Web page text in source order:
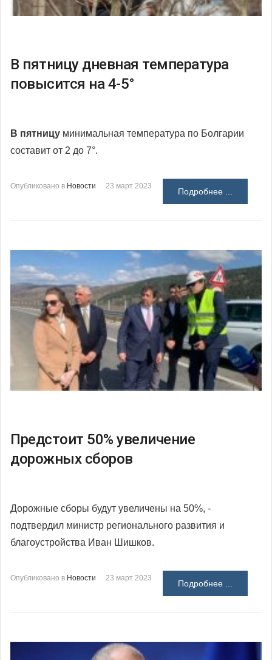
В пятницу дневная температура
повысится на 4-5°
В пятницу минимальная температура по Болгарии
составит от 2 до 7°.
Опубликовано в Новости 23 март 2023
Подробнее ...
Предстоит 50% увеличение
дорожных сборов
Дорожные сборы будут увеличены на 50%, -
подтвердил министр регионального развития и
благоустройства Иван Шишков.
Опубликовано в Новости 23 март 2023
Подробнее ...